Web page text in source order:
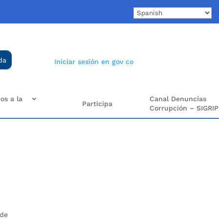
Iniciar sesión en gov co
a la
Participa
Canal Denuncias
Corrupción – SIGRIP